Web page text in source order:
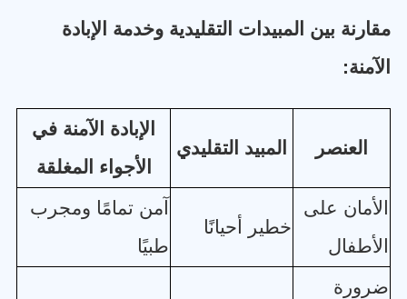
مقارنة بين المبيدات التقليدية وخدمة الإبادة
الآمنة:
العنصر المبيد التقليدي
الإبادة الآمنة في
الأجواء المغلقة
الأمان على
الأطفال
خطير أحيانًا
آمن تمامًا ومجرب
طبيًا
ضرورة